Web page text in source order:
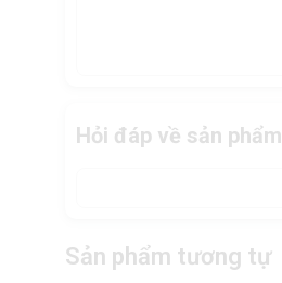
Hỏi đáp về sản phẩm
Sản phẩm tương tự